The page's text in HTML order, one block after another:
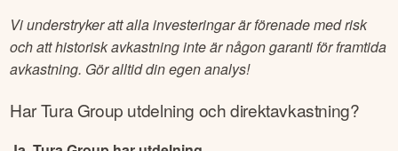
Vi understryker att alla investeringar är förenade med risk
och att historisk avkastning inte är någon garanti för framtida
avkastning. Gör alltid din egen analys!
HarTura Group utdelning och direktavkastning?